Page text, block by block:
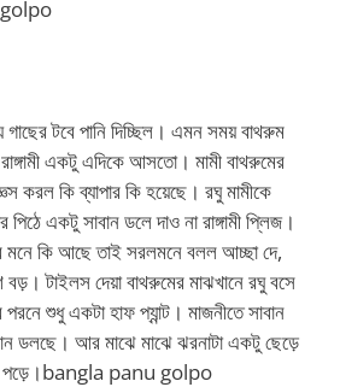
গাছের টবে পানি দিচ্ছিল। এমন সময় বাথরুম
একটু এদিকে আসতো। মামী বাথরুমের
করল কি ব্যাপার কি হয়েছে। রঘু মামীকে
একটু সাবান ডলে দাও না রাঙ্গামী প্লিজ।
মনে কি আছে তাই সরলমনে বলল আচ্ছা দে,
বড়। টাইলস দেয়া বাথরুমের মাঝখানে রঘু বসে
শুধু একটা হাফ প্যান্ট। মাজনীতে সাবান
ডলছে। আর মাঝে মাঝে ঝরনাটা একটু ছেড়ে
পড়ে।bangla panu golpo